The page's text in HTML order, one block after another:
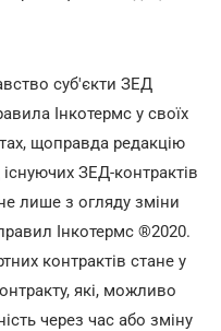
суб'єкти ЗЕД
Інкотермс у своїх
щоправда редакцію
ЗЕД-контрактів
лише з огляду зміни
Інкотермс ®2020.
контрактів стане у
які, можливо
через час або зміну